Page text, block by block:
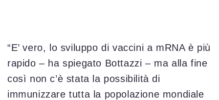
“E’ vero, lo sviluppo di vaccini a mRNA è più
rapido – ha spiegato Bottazzi – ma alla fine
così non c’è stata la possibilità di
immunizzare tutta la popolazione mondiale